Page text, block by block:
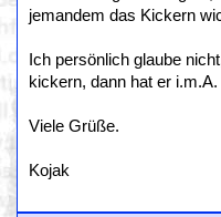
jemandem das Kickern
Ich persönlich glaube
kickern, dann hat er
Viele Grüße.
Kojak